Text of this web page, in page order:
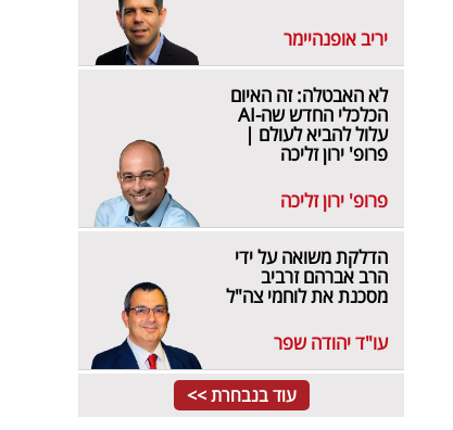
יריב אופנהיימר
לא האבטלה: זה האיום
הכלכלי החדש שה-AI
עלול להביא לעולם |
פרופ' ירון זליכה
פרופ' ירון זליכה
הדלקת משואה על ידי
הרב אברהם זרביב
מסכנת את לוחמי צה"ל
עו"ד יהודה שפר
עוד בנבחרת >>